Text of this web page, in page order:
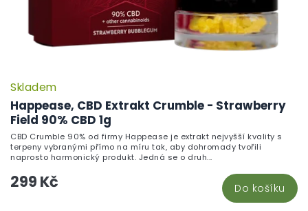
Happease, CBD Extrakt Crumble - Strawberry
Field 90% CBD 1g
Skladem
299 Kč Do košíku
CBD Crumble 90% od firmy Happease je extrakt nejvyšší kvality s
terpeny vybranými přímo na míru tak, aby dohromady tvořili
naprosto harmonický produkt. Jedná se o druh...